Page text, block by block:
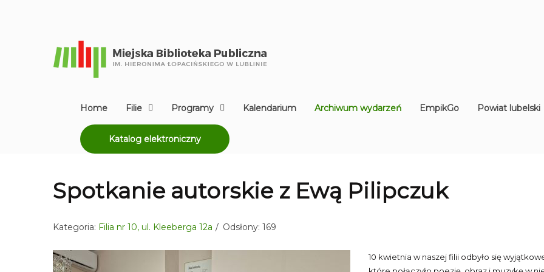
Home Filie Programy Kalendarium Archiwum wydarzeń EmpikGo Powiat lubelski
Katalog elektroniczny
Spotkanie autorskie z Ewą Pilipczuk
Kategoria: Filia nr 10, ul. Kleeberga 12a Odsłony: 169
10 kwietnia w naszej filii odbyło się